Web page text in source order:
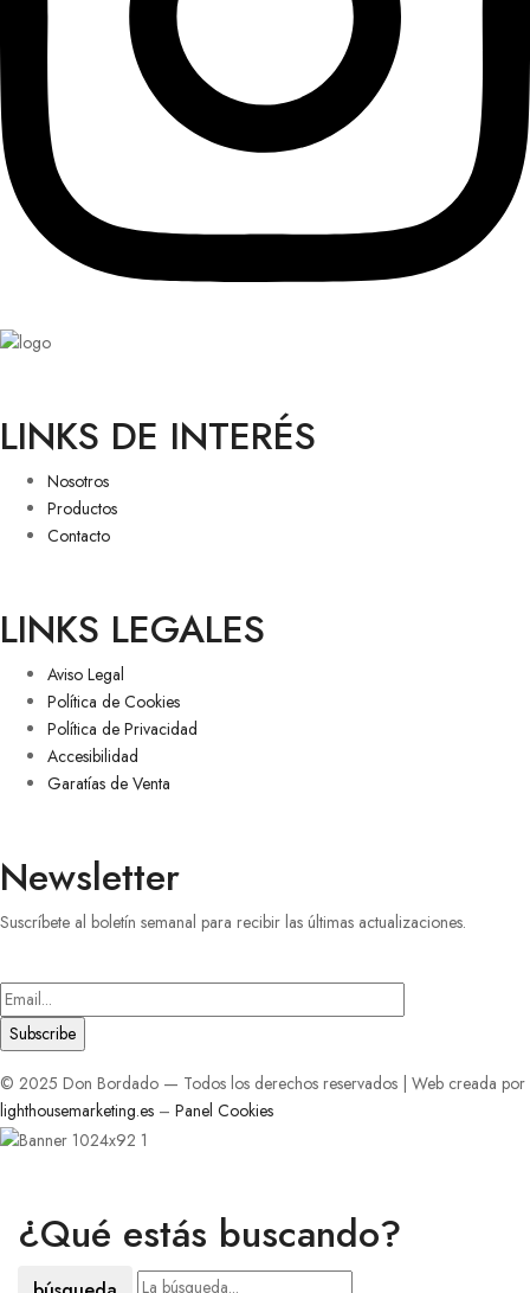
LINKS DE INTERÉS
Nosotros
Productos
Contacto
LINKS LEGALES
Aviso Legal
Política de Cookies
Política de Privacidad
Accesibilidad
Garatías de Venta
Newsletter
Suscríbete al boletín semanal para recibir las últimas actualizaciones.
tu
correo
electrónico
© 2025 Don Bordado — Todos los derechos reservados | Web creada por
lighthousemarketing.es – Panel Cookies
¿Qué estás buscando?